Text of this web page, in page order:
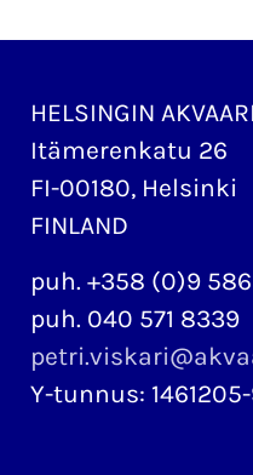
HELSINGIN
Itämerenkatu 26
FI-00180, Helsinki
FINLAND
puh. +358 (0)9 586
puh. 040 571 8339
Y-tunnus: